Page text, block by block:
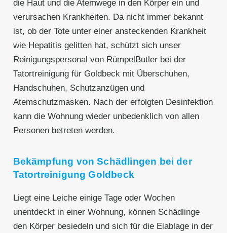
die Haut und die Atemwege in den Körper ein und
verursachen Krankheiten. Da nicht immer bekannt
ist, ob der Tote unter einer ansteckenden Krankheit
wie Hepatitis gelitten hat, schützt sich unser
Reinigungspersonal von RümpelButler bei der
Tatortreinigung für Goldbeck mit Überschuhen,
Handschuhen, Schutzanzügen und
Atemschutzmasken. Nach der erfolgten Desinfektion
kann die Wohnung wieder unbedenklich von allen
Personen betreten werden.
Bekämpfung von Schädlingen bei der
Tatortreinigung Goldbeck
Liegt eine Leiche einige Tage oder Wochen
unentdeckt in einer Wohnung, können Schädlinge
den Körper besiedeln und sich für die Eiablage in der